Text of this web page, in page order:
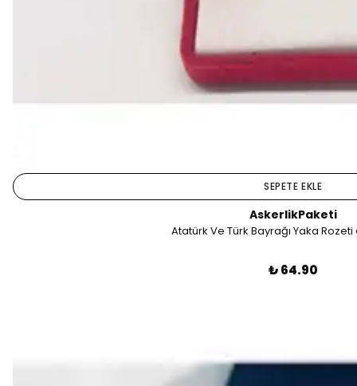
SEPETE EKLE
AskerlikPaketi
Atatürk Ve Türk Bayrağı Yaka
₺ 64.90